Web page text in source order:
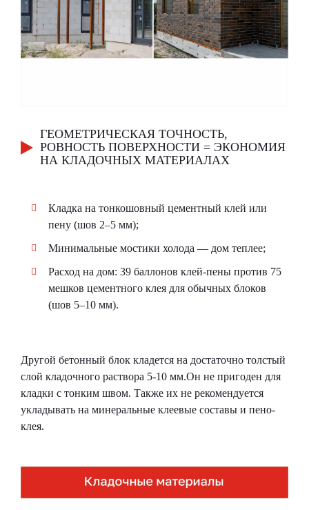
ГЕОМЕТРИЧЕСКАЯ ТОЧНОСТЬ,
РОВНОСТЬ ПОВЕРХНОСТИ = ЭКОНОМИЯ
НА КЛАДОЧНЫХ МАТЕРИАЛАХ
Кладка на тонкошовный цементный клей или
пену (шов 2–5 мм);
Минимальные мостики холода — дом теплее;
Расход на дом: 39 баллонов клей-пены против 75
мешков цементного клея для обычных блоков
(шов 5–10 мм).
Другой бетонный блок кладется на достаточно толстый
слой кладочного раствора 5-10 мм.Он не пригоден для
кладки с тонким швом. Также их не рекомендуется
укладывать на минеральные клеевые составы и пено-
клея.